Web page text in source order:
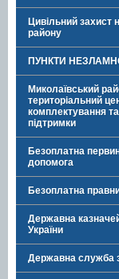
Цивільний захист
району
ПУНКТИ
Миколаївський
територіальний
комплектування та
підтримки
Безоплатна
допомога
Безоплатна
Державна
України
Державна служба